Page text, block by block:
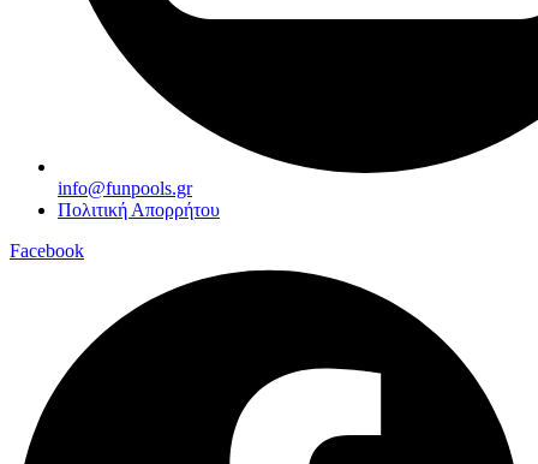
info@funpools.gr
Πολιτική Απορρήτου
Facebook